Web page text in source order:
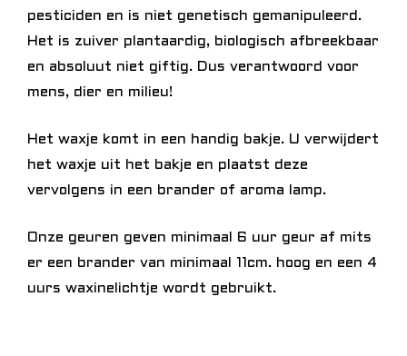
pesticiden en is niet genetisch gemanipuleerd.
Het is zuiver plantaardig, biologisch afbreekbaar
en absoluut niet giftig. Dus verantwoord voor
mens, dier en milieu!
Het waxje komt in een handig bakje. U verwijdert
het waxje uit het bakje en plaatst deze
vervolgens in een brander of aroma lamp.
Onze geuren geven minimaal 6 uur geur af mits
er een brander van minimaal 11cm. hoog en een 4
uurs waxinelichtje wordt gebruikt.